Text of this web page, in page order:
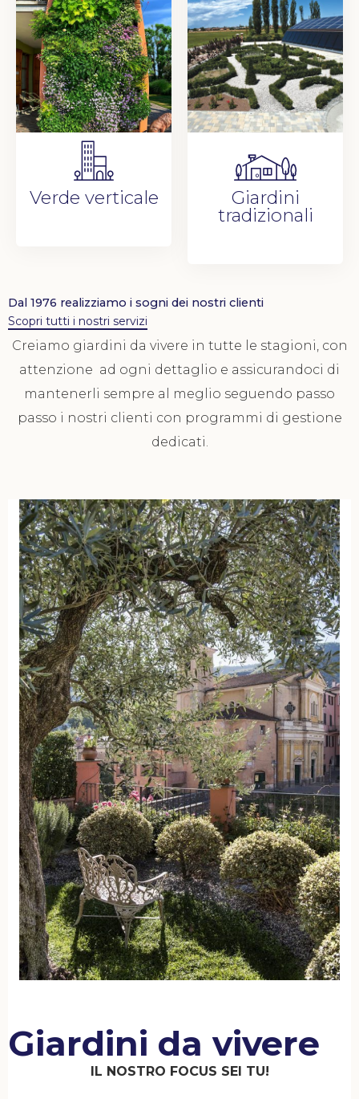
Verde verticale Giardini
tradizionali
Dal 1976 realizziamo i sogni dei nostri clienti
Scopri tutti i nostri servizi
Creiamo giardini da vivere in tutte le stagioni, con
attenzione ad ogni dettaglio e assicurandoci di
mantenerli sempre al meglio seguendo passo
passo i nostri clienti con programmi di gestione
dedicati.
Giardini da vivere
IL NOSTRO FOCUS SEI TU!